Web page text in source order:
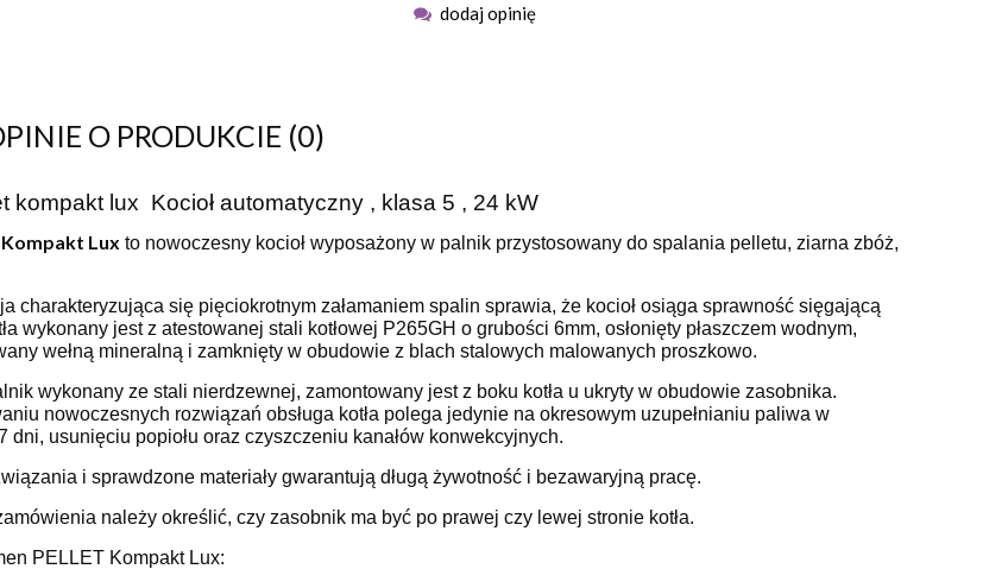
dodaj opinię
O PRODUKCIE (0)
kompakt lux Kocioł automatyczny , klasa 5 , 24 kW
Kompakt Lux to nowoczesny kocioł wyposażony w palnik przystosowany do spalania pelletu, ziarna zbóż,
charakteryzująca się pięciokrotnym załamaniem spalin sprawia, że kocioł osiąga sprawność sięgającą
wykonany jest z atestowanej stali kotłowej P265GH o grubości 6mm, osłonięty płaszczem wodnym,
wełną mineralną i zamknięty w obudowie z blach stalowych malowanych proszkowo.
wykonany ze stali nierdzewnej, zamontowany jest z boku kotła u ukryty w obudowie zasobnika.
nowoczesnych rozwiązań obsługa kotła polega jedynie na okresowym uzupełnianiu paliwa w
dni, usunięciu popiołu oraz czyszczeniu kanałów konwekcyjnych.
i sprawdzone materiały gwarantują długą żywotność i bezawaryjną pracę.
należy określić, czy zasobnik ma być po prawej czy lewej stronie kotła.
PELLET Kompakt Lux: